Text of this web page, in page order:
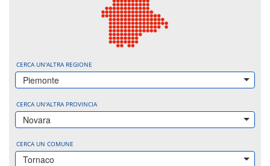
CERCA UN'ALTRA REGIONE
Piemonte
CERCA UN'ALTRA PROVINCIA
Novara
CERCA UN COMUNE
Tornaco